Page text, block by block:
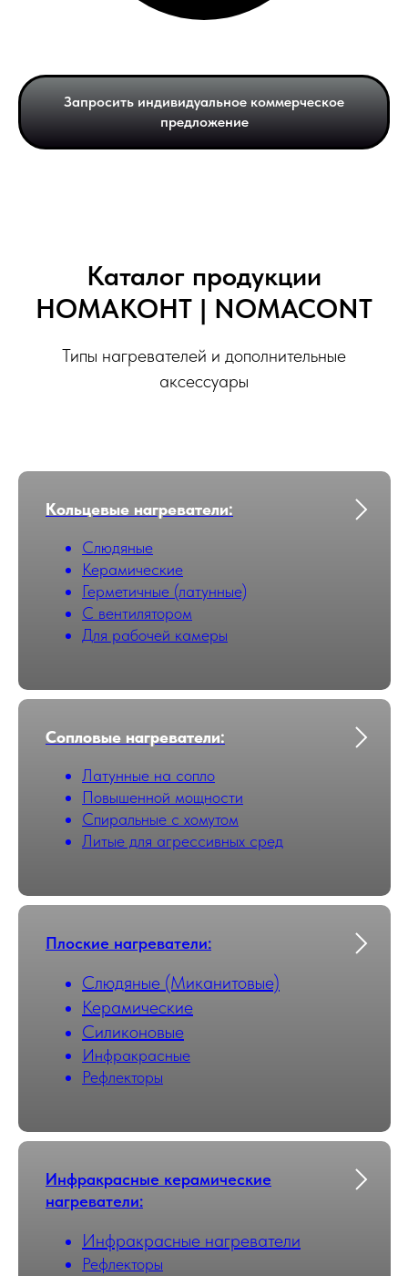
Запросить индивидуальное коммерческое
предложение
Каталог продукции
НОМАКОНТ | NOMACONT
Типы нагревателей и дополнительные
аксессуары
Кольцевые нагреватели:
Слюдяные
Керамические
Герметичные (латунные)
С вентилятором
Для рабочей камеры
Сопловые нагреватели:
Латунные на сопло
Повышенной мощности
Cпиральные с хомутом
Литые для агрессивных сред
Плоские нагреватели:
Слюдяные (Миканитовые)
Керамические
Силиконовые
Инфракрасные
Рефлекторы
Инфракрасные керамические
нагреватели:
Инфракрасные нагреватели
Рефлекторы